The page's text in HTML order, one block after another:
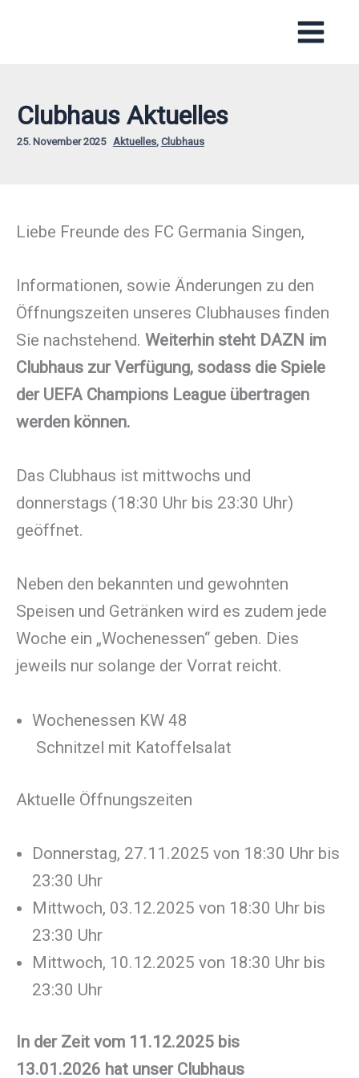
Clubhaus Aktuelles
25. November 2025 Aktuelles, Clubhaus
Liebe Freunde des FC Germania Singen,
Informationen, sowie Änderungen zu den
Öffnungszeiten unseres Clubhauses finden
Sie nachstehend. Weiterhin steht DAZN im
Clubhaus zur Verfügung, sodass die Spiele
der UEFA Champions League übertragen
werden können.
Das Clubhaus ist mittwochs und
donnerstags (18:30 Uhr bis 23:30 Uhr)
geöffnet.
Neben den bekannten und gewohnten
Speisen und Getränken wird es zudem jede
Woche ein „Wochenessen“ geben. Dies
jeweils nur solange der Vorrat reicht.
Wochenessen KW 48
Schnitzel mit Katoffelsalat
Aktuelle Öffnungszeiten
Donnerstag, 27.11.2025 von 18:30 Uhr bis
23:30 Uhr
Mittwoch, 03.12.2025 von 18:30 Uhr bis
23:30 Uhr
Mittwoch, 10.12.2025 von 18:30 Uhr bis
23:30 Uhr
In der Zeit vom 11.12.2025 bis
13.01.2026 hat unser Clubhaus